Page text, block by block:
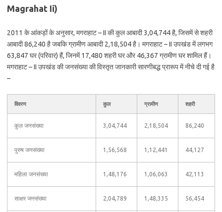
Magrahat Ii)
2011 के आंकड़ों के अनुसार, मगराहाट – II की कुल आबादी 3,04,744 है, जिसमें से शहरी
आबादी 86,240 है जबकि ग्रामीण आबादी 2,18,504 है। मगराहाट – II उपखंड में लगभग
63,847 घर (परिवार) हैं, जिनमें 17,480 शहरी घर और 46,367 ग्रामीण घर शामिल हैं।
मगराहाट – II उपखंड की जनसंख्या की विस्तृत जानकारी सारणीबद्ध प्रारूप में नीचे दी गई है
–
विवरण कुल ग्रामीण शहरी
कुल जनसंख्या 3,04,744 2,18,504 86,240
पुरुष जनसंख्या 1,56,568 1,12,441 44,127
महिला जनसंख्या 1,48,176 1,06,063 42,113
साक्षर जनसंख्या 2,04,789 1,48,335 56,454